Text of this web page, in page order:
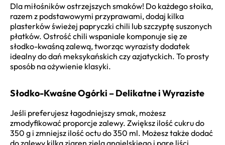
Dla miłośników ostrzejszych smaków! Do każdego słoika,
razem z podstawowymi przyprawami, dodaj kilka
plasterków świeżej papryczki chili lub szczyptę suszonych
płatków. Ostrość chili wspaniale komponuje się ze
słodko-kwaśną zalewą, tworząc wyrazisty dodatek
idealny do dań meksykańskich czy azjatyckich. To prosty
sposób na ożywienie klasyki.
Słodko-Kwaśne Ogórki – Delikatne i Wyraziste
Jeśli preferujesz łagodniejszy smak, możesz
zmodyfikować proporcje zalewy. Zwiększ ilość cukru do
350 g i zmniejsz ilość octu do 350 ml. Możesz także dodać
do zalewy kilka ziaren ziela angielskiego i parę liści